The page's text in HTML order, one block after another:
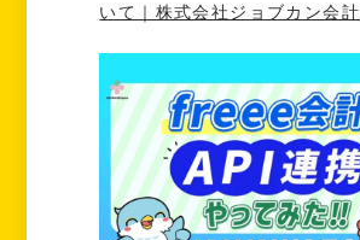
いて｜株式会社ジョブカン会計